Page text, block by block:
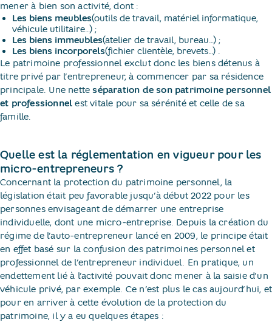
mener à bien son activité, dont :
Les biens meubles(outils de travail, matériel informatique,
véhicule utilitaire…) ;
Les biens immeubles(atelier de travail, bureau…) ;
Les biens incorporels(fichier clientèle, brevets…) .
Le patrimoine professionnel exclut donc les biens détenus à
titre privé par l’entrepreneur, à commencer par sa résidence
principale. Une netteséparation de son patrimoine personnel
et professionnel est vitale pour sa sérénité et celle de sa
famille.
Quelle est la réglementation en vigueur pour les
micro-entrepreneurs ?
Concernant la protection du patrimoine personnel, la
législation était peu favorable jusqu’à début 2022 pour les
personnes envisageant de démarrer une entreprise
individuelle, dont une micro-entreprise. Depuis la création du
régime de l’auto-entrepreneur lancé en 2009, le principe était
en effet basé sur la confusion des patrimoines personnel et
professionnel de l’entrepreneur individuel. En pratique, un
endettement lié à l’activité pouvait donc mener à la saisie d’un
véhicule privé, par exemple. Ce n’est plus le cas aujourd’hui, et
pour en arriver à cette évolution de la protection du
patrimoine, il y a eu quelques étapes :